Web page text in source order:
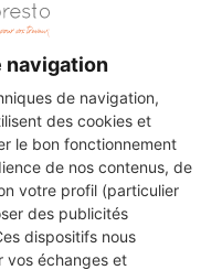
navigation
de navigation,
des cookies et
le bon fonctionnement
de nos contenus, de
votre profil (particulier
des publicités
dispositifs nous
vos échanges et
DE
?
savez quel professionnel
de notre réseau de 5 000
en France.